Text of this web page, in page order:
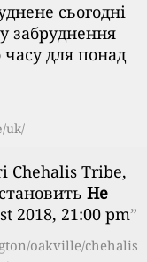
сьогодні
забруднення
для понад
uk/
Chehalis Tribe,
Не
2018, 21:00 pm”
oakville/chehalis